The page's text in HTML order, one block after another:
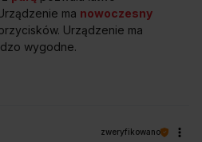
ma nowoczesny
Urządzenie ma
wygodne.
zweryfikowano